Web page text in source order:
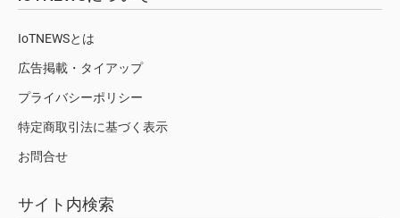
IoTNEWSとは
広告掲載・タイアップ
プライバシーポリシー
特定商取引法に基づく表示
お問合せ
サイト内検索